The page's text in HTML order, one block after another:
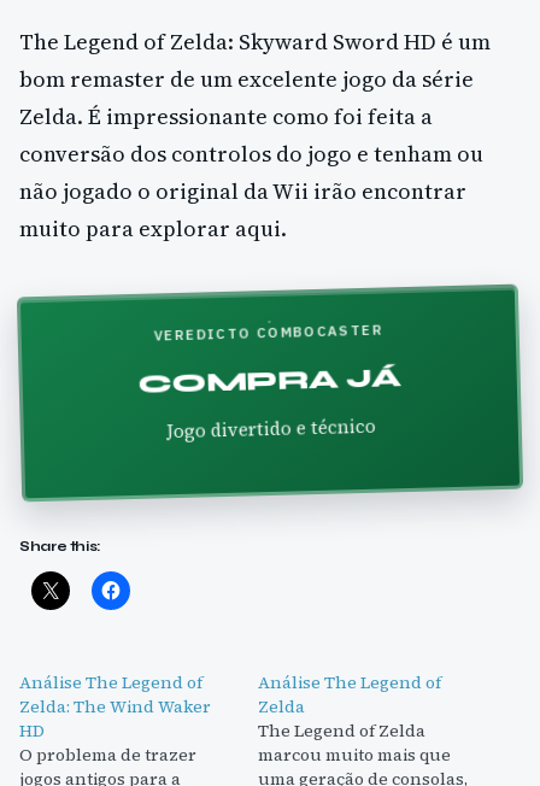
The Legend of Zelda: Skyward Sword HD é um
bom remaster de um excelente jogo da série
Zelda. É impressionante como foi feita a
conversão dos controlos do jogo e tenham ou
não jogado o original da Wii irão encontrar
muito para explorar aqui.
VEREDICTO COMBOCASTER
COMPRA JÁ
Jogo divertido e técnico
Share this:
Análise The Legend of
Zelda: The Wind Waker
HD
O problema de trazer
jogos antigos para a
Análise The Legend of
Zelda
The Legend of Zelda
marcou muito mais que
uma geração de consolas,